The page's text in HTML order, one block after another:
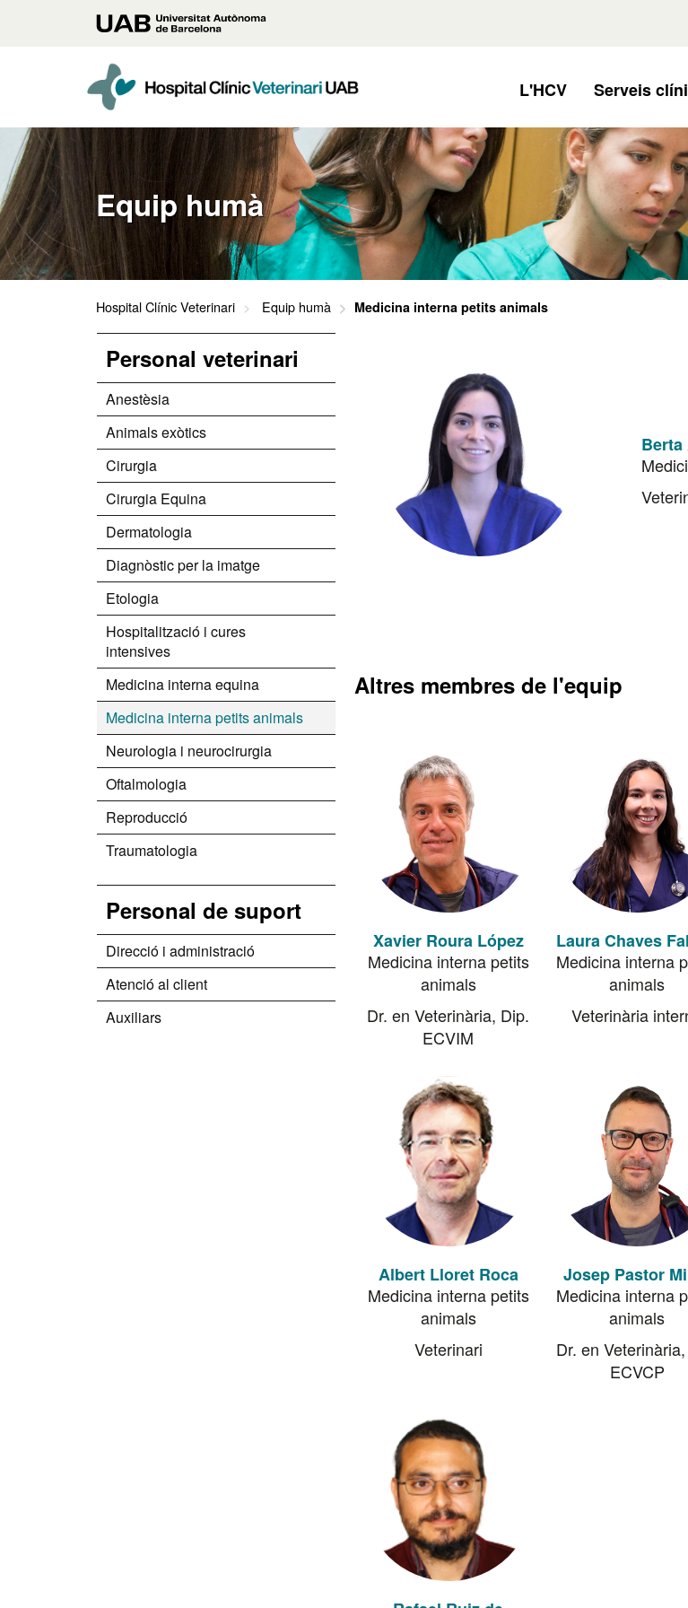
Universitat
de
Barcelona L'HCV Serveis
Equip humà
Hospital Clínic Veterinari Equip humà Medicina interna petits animals
Personal veterinari
Anestèsia
Animals exòtics
Cirurgia
Cirurgia Equina
Dermatologia
Diagnòstic per la imatge
Etologia
Hospitalització i cures
intensives
Medicina interna equina
Medicina interna petits animals
Neurologia i neurocirurgia
Oftalmologia
Reproducció
Traumatologia
Personal de suport
Direcció i administració
Atenció al client
Auxiliars
Altres membres de l'equip
Xavier Roura López
Medicina interna petits
animals
Dr. en Veterinària, Dip.
ECVIM
Laura Chaves
Medicina interna
animals
Veterinària
Albert Lloret Roca
Medicina interna petits
animals
Veterinari
Josep Pastor
Medicina interna
animals
Dr. en
ECVCP